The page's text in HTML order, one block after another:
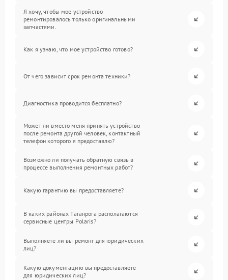
Я хочу, чтобы мое устройство
ремонтировалось только оригинальными
запчастями.
Как я узнаю, что мое устройство готово?
От чего зависит срок ремонта техники?
Диагностика проводится бесплатно?
Может ли вместо меня принять устройство
после ремонта другой человек, контактный
телефон которого я предоставлю?
Возможно ли получать обратную связь в
процессе выполнения ремонтных работ?
Какую гарантию вы предоставляете?
В каких районах Таганрога располагаются
сервисные центры Polaris?
Выполняете ли вы ремонт для юридических
лиц?
Какую документацию вы предоставляете
для юридических лиц?